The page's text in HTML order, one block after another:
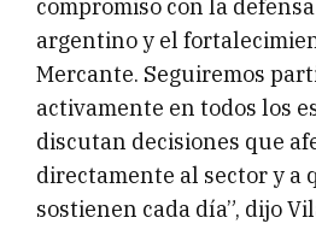
compromiso con la
argentino y el
Mercante. Seguiremos
activamente en todos los
discutan decisiones que
directamente al sector y a
sostienen cada día”, dijo